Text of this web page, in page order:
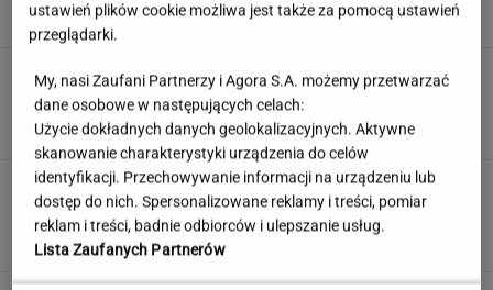
Jedno przekonanie może utrudniać życie
osobom z astygmatyzmem. Zwłaszcza latem
MATERIAŁ PROMOCYJNY
Partnerka Litewki po jego
śmierci: Niektórzy zlecieli się jak sępy
SUBSKRYPCJA
ustawień plików cookie możliwa jest także za pomocą ustawień
przeglądarki.
My, nasi Zaufani Partnerzy i Agora S.A. możemy przetwarzać
dane osobowe w następujących celach:
Użycie dokładnych danych geolokalizacyjnych. Aktywne
skanowanie charakterystyki urządzenia do celów
identyfikacji. Przechowywanie informacji na urządzeniu lub
dostęp do nich. Spersonalizowane reklamy i treści, pomiar
reklam i treści, badnie odbiorców i ulepszanie usług.
Lista Zaufanych Partnerów